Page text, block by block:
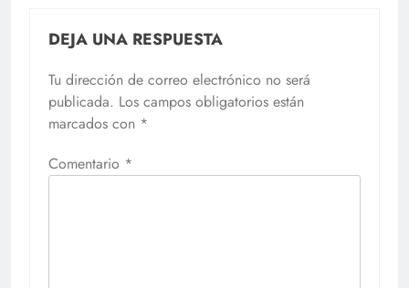
DEJA UNA RESPUESTA
Tu dirección de correo electrónico no será
publicada. Los campos obligatorios están
marcados con *
Comentario *